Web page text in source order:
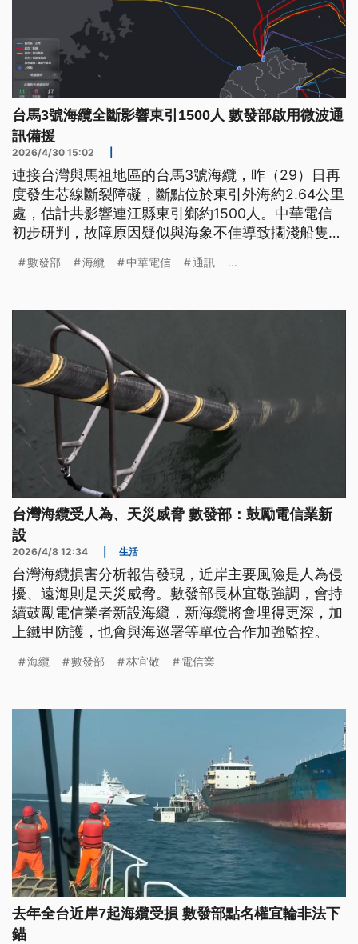
台馬3號海纜全斷影響東引1500人 數發部啟用微波通
訊備援
2026/4/30 15:02
連接台灣與馬祖地區的台馬3號海纜，昨（29）日再
度發生芯線斷裂障礙，斷點位於東引外海約2.64公里
處，估計共影響連江縣東引鄉約1500人。中華電信
初步研判，故障原因疑似與海象不佳導致擱淺船隻殘
完成修復。
數發部 海纜 中華電信 通訊 ...
台灣海纜受人為、天災威脅 數發部：鼓勵電信業新
設
2026/4/8 12:34 生活
台灣海纜損害分析報告發現，近岸主要風險是人為侵
擾、遠海則是天災威脅。數發部長林宜敬強調，會持
續鼓勵電信業者新設海纜，新海纜將會埋得更深，加
上鐵甲防護，也會與海巡署等單位合作加強監控。
海纜 數發部 林宜敬 電信業
去年全台近岸7起海纜受損 數發部點名權宜輪非法下
錨